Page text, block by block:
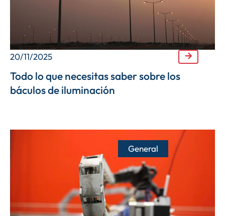
20/11/2025
Todo lo que necesitas saber sobre los
báculos de iluminación
General